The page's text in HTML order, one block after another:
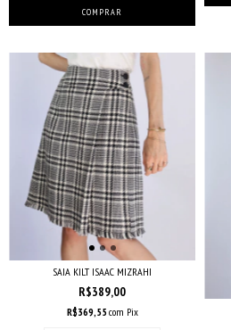
SAIA KILT ISAAC MIZRAHI
R$389,00
R$369,55com Pix